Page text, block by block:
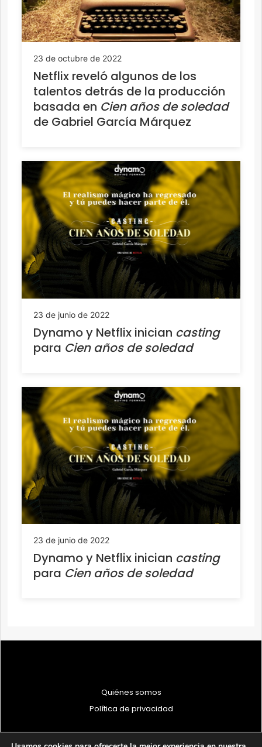
23 de octubre de 2022
Netflix reveló algunos de los
talentos detrás de la producción
basada en Cien años de soledad
de Gabriel García Márquez
23 de junio de 2022
Dynamo y Netflix inician casting
para Cien años de soledad
23 de junio de 2022
Dynamo y Netflix inician casting
para Cien años de soledad
Quiénes somos
Política de privacidad